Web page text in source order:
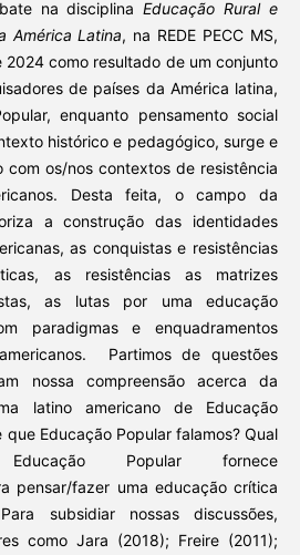
na disciplinaEducação Rural e
América Latina, na REDE PECC MS,
2024 como resultado de um conjunto
de países da América latina,
enquanto pensamento social
histórico e pedagógico, surge e
com os/nos contextos de resistência
Desta feita, o campo da
a construção das identidades
as conquistas e resistências
as resistências as matrizes
as lutas por uma educação
paradigmas e enquadramentos
Partimos de questões
nossa compreensão acerca da
latino americano de Educação
que Educação Popular falamos? Qual
Popular fornece
pensar/fazer uma educação crítica
subsidiar nossas discussões,
como Jara (2018); Freire (2011);